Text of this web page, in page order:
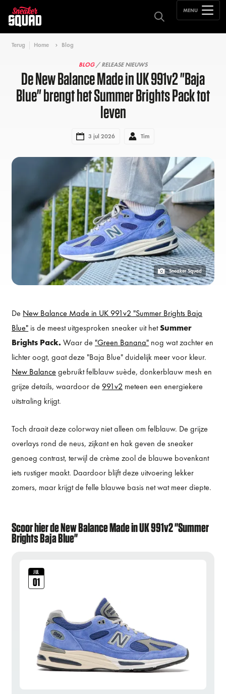
MENU
Terug Home Blog
BLOG/ RELEASE NIEUWS
De New Balance Made in UK 991v2 "Baja
Blue" brengt het Summer Brights Pack tot
leven
3 jul 2026 Tim
Sneaker Squad
De New Balance Made in UK 991v2 "Summer Brights Baja
Blue" is de meest uitgesproken sneaker uit hetSummer
Brights Pack. Waar de"Green Banana" nog wat zachter en
lichter oogt, gaat deze "Baja Blue" duidelijk meer voor kleur.
New Balance gebruikt felblauw suède, donkerblauw mesh en
grijze details, waardoor de 991v2 meteen een energiekere
uitstraling krijgt.
Toch draait deze colorway niet alleen om felblauw. De grijze
overlays rond de neus, zijkant en hak geven de sneaker
genoeg contrast, terwijl de crème zool de blauwe bovenkant
iets rustiger maakt. Daardoor blijft deze uitvoering lekker
zomers, maar krijgt de felle blauwe basis net wat meer diepte.
Scoor hier de New Balance Made in UK 991v2 "Summer
Brights Baja Blue"
JUL
01